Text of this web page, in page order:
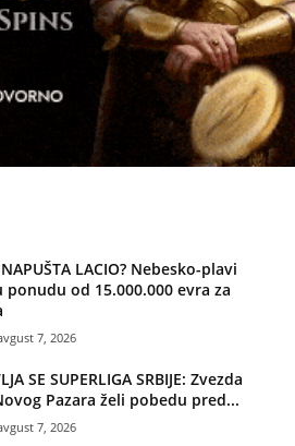
LACIO? Nebesko-plavi
od 15.000.000 evra za
7, 2026
SE SUPERLIGA SRBIJE: Zvezda
Pazara želi pobedu pred...
7, 2026